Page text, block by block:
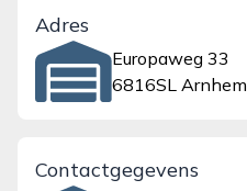
Adres
Europaweg 33
6816SL Arnhem
Contactgegevens